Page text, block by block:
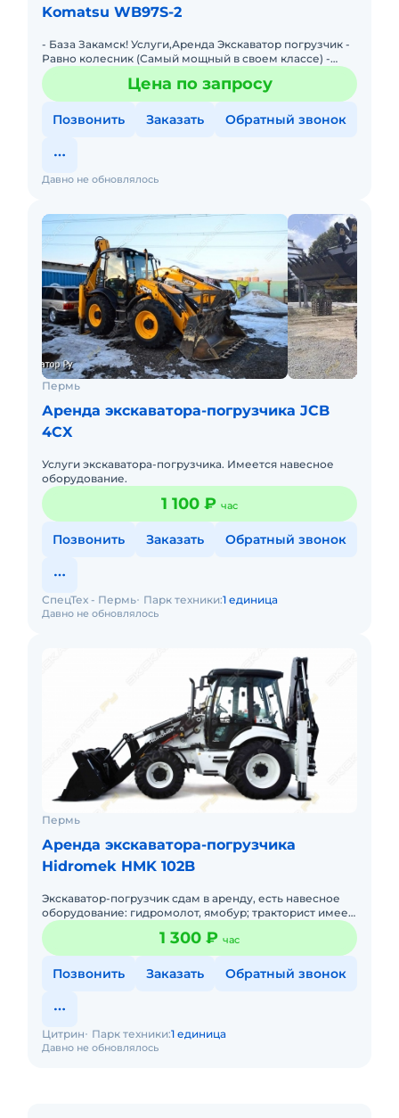
Komatsu WB97S-2
- База Закамск! Услуги,Аренда Экскаватор погрузчик -
Равно колесник (Самый мощный в своем классе) -
Крабовый ход( позволяет маневрировать,работать в
стесненных
Цена по запросу
Позвонить Заказать Обратный звонок
Давно не обновлялось
Пермь
Аренда экскаватора-погрузчика JCB
4CX
Услуги экскаватора-погрузчика. Имеется навесное
оборудование.
1 100 ₽ час
Позвонить Заказать Обратный звонок
Давно не обновлялось
СпецТех - Пермь Парк техники:1 единица
Пермь
Аренда экскаватора-погрузчика
Hidromek HMK 102B
Экскаватор-погрузчик сдам в аренду, есть навесное
оборудование: гидромолот, ямобур; тракторист имеет
большой опыт работы. Подача в день заказа. Пакет
отчетных д
1 300 ₽ час
Позвонить Заказать Обратный звонок
Давно не обновлялось
Цитрин Парк техники:1 единица